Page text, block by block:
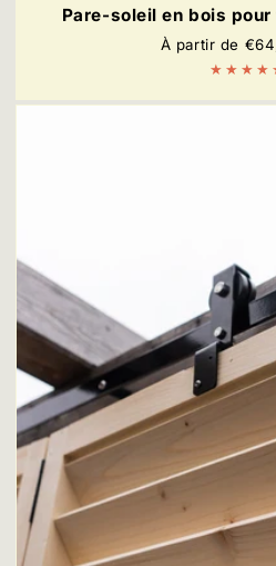
Pare-soleil en bois
Prix
régulier
À partir de